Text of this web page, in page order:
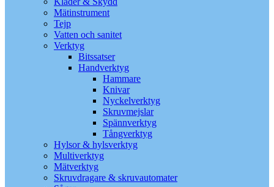
Mätinstrument
Tejp
Vatten och sanitet
Verktyg
Bitssatser
Handverktyg
Hammare
Knivar
Nyckelverktyg
Skruvmejslar
Spännverktyg
Tångverktyg
Hylsor & hylsverktyg
Multiverktyg
Mätverktyg
Skruvdragare & skruvautomater